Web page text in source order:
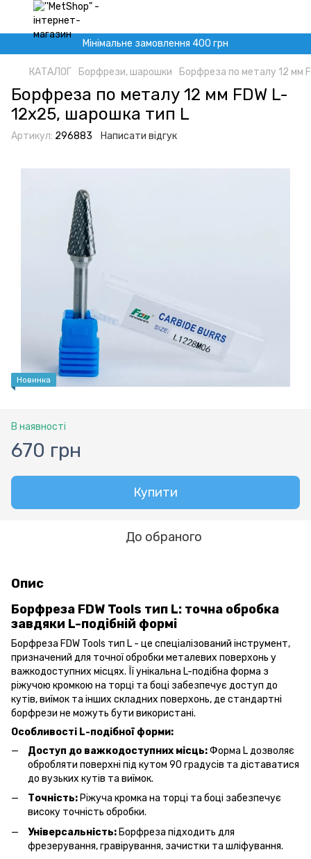
Мінімальне замовлення 400 грн
КАТАЛОГ Борфрези, шарошки Борфреза по металу 12 мм
Борфреза по металу 12 мм FDW L-
12x25, шарошка тип L
Артикул: 296883 Написати відгук
Новинка
В наявності
670 грн
Купити
До обраного
Опис
Борфреза FDW Tools тип L: точна обробка
завдяки L-подібній формі
Борфреза FDW Tools тип L - це спеціалізований інструмент,
призначений для точної обробки металевих поверхонь у
важкодоступних місцях. Її унікальна L-подібна форма з
ріжучою кромкою на торці та боці забезпечує доступ до
кутів, виїмок та інших складних поверхонь, де стандартні
борфрези не можуть бути використані.
Особливості L-подібної форми:
Доступ до важкодоступних місць:Форма L дозволяє
обробляти поверхні під кутом 90 градусів та діставатися
до вузьких кутів та виїмок.
Точність: Ріжуча кромка на торці та боці забезпечує
високу точність обробки.
Універсальність: Борфреза підходить для
фрезерування, гравірування, зачистки та шліфування.